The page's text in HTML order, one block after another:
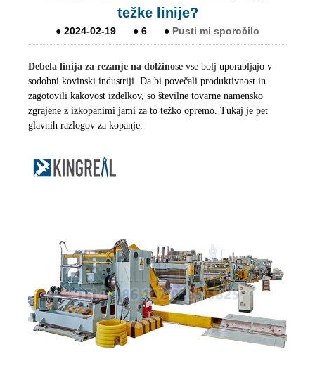
težke linije?
● 2024-02-19 ● 6 ● Pusti mi sporočilo
Debela linija za rezanje na dolžinose vse bolj uporabljajo v
sodobni kovinski industriji. Da bi povečali produktivnost in
zagotovili kakovost izdelkov, so številne tovarne namensko
zgrajene z izkopanimi jami za to težko opremo. Tukaj je pet
glavnih razlogov za kopanje: